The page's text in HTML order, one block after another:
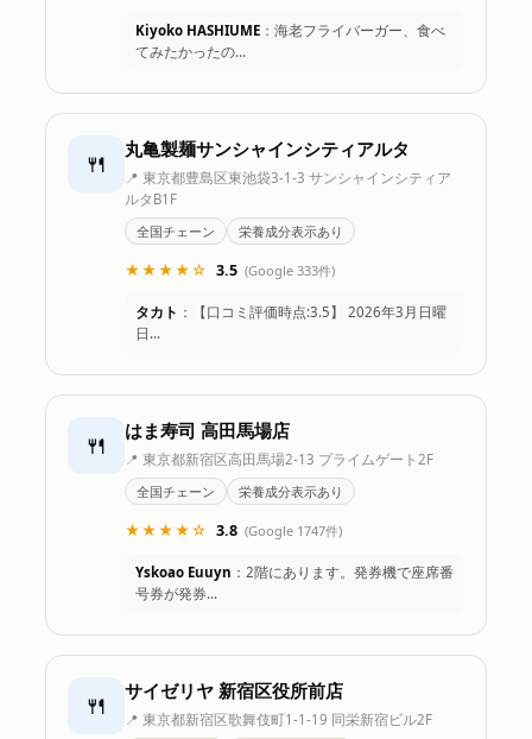
Kiyoko HASHIUME：海老フライバーガー、食べ
てみたかったの…
🍴 丸亀製麺サンシャインシティアルタ
📍 東京都豊島区東池袋3-1-3 サンシャインシティア
ルタB1F
全国チェーン
栄養成分表示あり
★★★★☆ 3.5 (Google 333件)
タカト ：【口コミ評価時点:3.5】 2026年3月日曜
日…
🍴 はま寿司 高田馬場店
📍 東京都新宿区高田馬場2-13 プライムゲート2F
全国チェーン
栄養成分表示あり
★★★★☆ 3.8 (Google 1747件)
Yskoao Euuyn ：2階にあります。発券機で座席番
号券が発券…
🍴 サイゼリヤ 新宿区役所前店
📍 東京都新宿区歌舞伎町1-1-19 同栄新宿ビル2F